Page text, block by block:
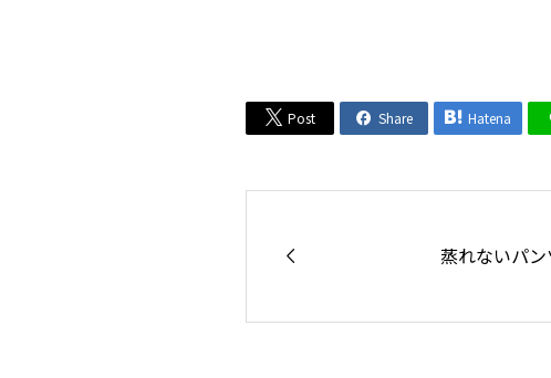
 Post  Share  Hatena
 蒸れないパ